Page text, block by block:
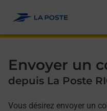
Envoyer un
depuis La Poste
Vous désirez envoyer un